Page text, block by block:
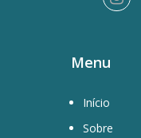
Menu
Início
Sobre